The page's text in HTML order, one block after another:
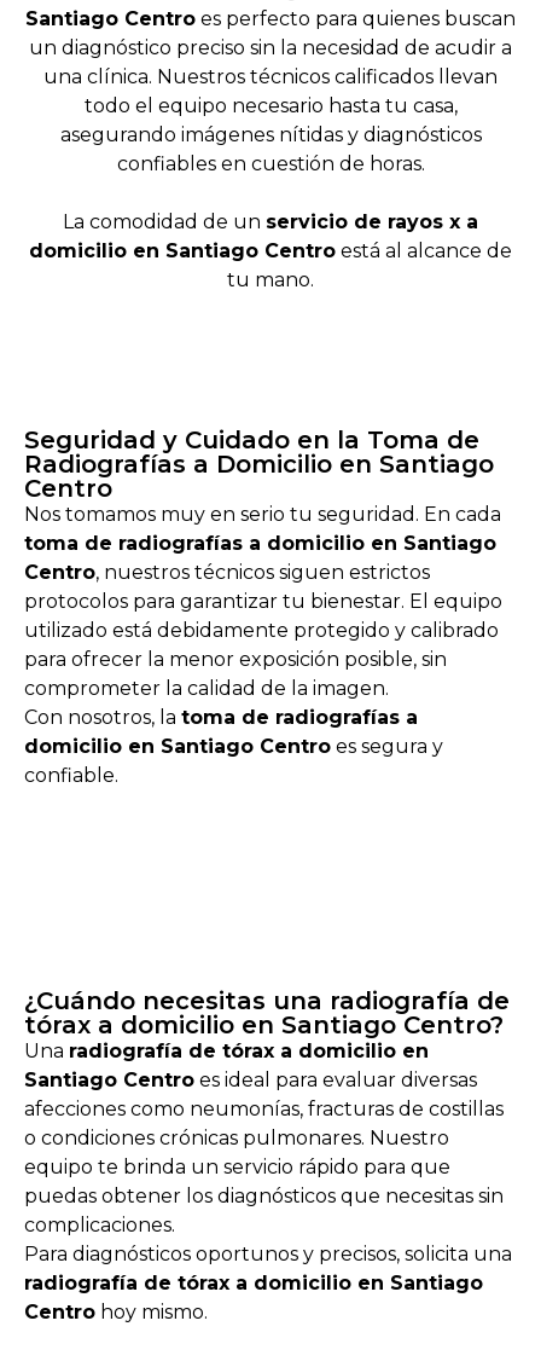
Santiago Centro es perfecto para quienes buscan
un diagnóstico preciso sin la necesidad de acudir a
una clínica. Nuestros técnicos calificados llevan
todo el equipo necesario hasta tu casa,
asegurando imágenes nítidas y diagnósticos
confiables en cuestión de horas.
La comodidad de un servicio de rayos x a
domicilio en Santiago Centro está al alcance de
tu mano.
Seguridad y Cuidado en la Toma de
Radiografías a Domicilio en Santiago
Centro
Nos tomamos muy en serio tu seguridad. En cada
toma de radiografías a domicilio en Santiago
Centro, nuestros técnicos siguen estrictos
protocolos para garantizar tu bienestar. El equipo
utilizado está debidamente protegido y calibrado
para ofrecer la menor exposición posible, sin
comprometer la calidad de la imagen.
Con nosotros, la toma de radiografías a
domicilio en Santiago Centro es segura y
confiable.
¿Cuándo necesitas una radiografía de
tórax a domicilio en Santiago Centro?
Una radiografía de tórax a domicilio en
Santiago Centro es ideal para evaluar diversas
afecciones como neumonías, fracturas de costillas
o condiciones crónicas pulmonares. Nuestro
equipo te brinda un servicio rápido para que
puedas obtener los diagnósticos que necesitas sin
complicaciones.
Para diagnósticos oportunos y precisos, solicita una
radiografía de tórax a domicilio en Santiago
Centro hoy mismo.